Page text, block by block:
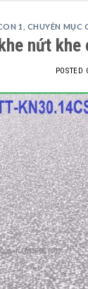
1 CHUYÊN MỤC
nứt khe
POSTED